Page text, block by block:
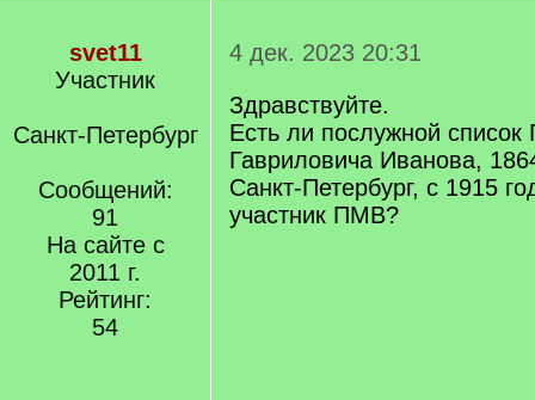
svet11
Участник
Санкт-Петербург
Сообщений:
91
На сайте с
2011 г.
Рейтинг:
54
4 дек. 2023 20:31
Здравствуйте.
Есть ли послужной список
Гавриловича Иванова,
Санкт-Петербург, с 1915
участник ПМВ?